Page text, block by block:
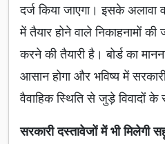
दर्ज किया जाएगा। इसके अलावा
में तैयार होने वाले निकाहनामों
करने की तैयारी है। बोर्ड का
आसान होगा और भविष्य में
वैवाहिक स्थिति से जुड़े विवादों के
सरकारी दस्तावेजों में भी मिलेगी